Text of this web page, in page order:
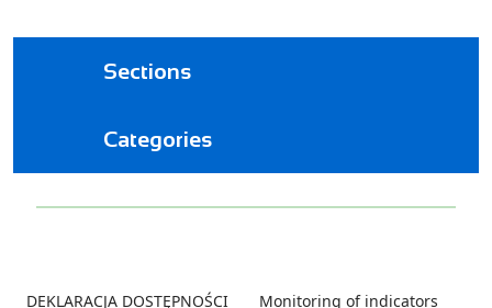
Sections
Categories
DEKLARACJA DOSTĘPNOŚCI Monitoring of indicators